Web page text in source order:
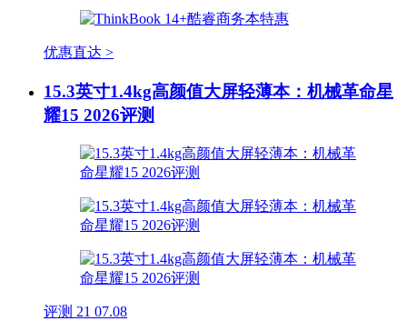
优惠直达 >
15.3英寸1.4kg高颜值大屏轻薄本：机械革命星
耀15 2026评测
评测 21 07.08